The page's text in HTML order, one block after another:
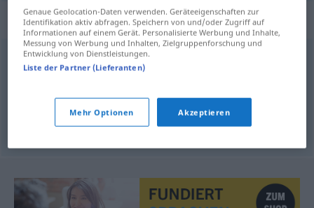
Synonyme für "Vehemenz"
Nachdruck
Gewalt,Kraft,Schwung
Genaue Geolocation-Daten verwenden. Geräteeigenschaften zur
Identifikation aktiv abfragen. Speichern von und/oder Zugriff auf
Informationen auf einem Gerät. Personalisierte Werbung und Inhalte,
Messung von Werbung und Inhalten, Zielgruppenforschung und
Entwicklung von Dienstleistungen.
Liste der Partner (Lieferanten)
Mehr Optionen Akzeptieren